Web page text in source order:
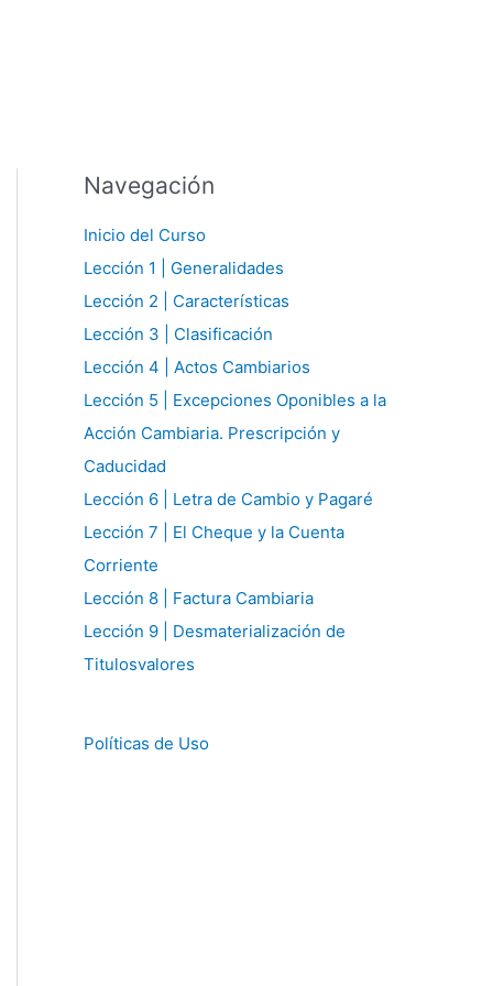
Navegación
Inicio del Curso
Lección 1 | Generalidades
Lección 2 | Características
Lección 3 | Clasificación
Lección 4 | Actos Cambiarios
Lección 5 | Excepciones Oponibles a la
Acción Cambiaria. Prescripción y
Caducidad
Lección 6 | Letra de Cambio y Pagaré
Lección 7 | El Cheque y la Cuenta
Corriente
Lección 8 | Factura Cambiaria
Lección 9 | Desmaterialización de
Titulosvalores
Políticas de Uso